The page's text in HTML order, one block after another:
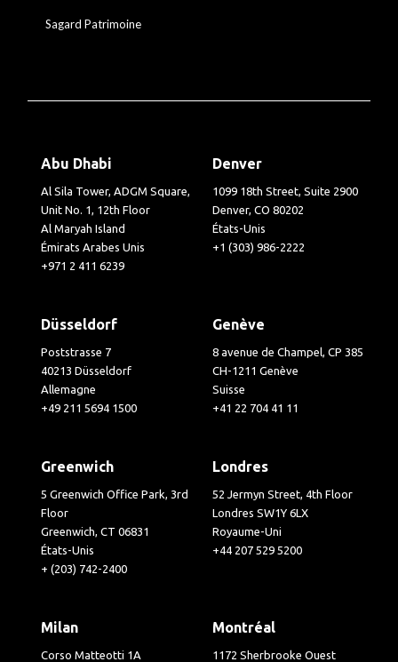
Sagard Patrimoine
Abu Dhabi
Al Sila Tower, ADGM Square,
Unit No. 1, 12th Floor
Al Maryah Island
Émirats Arabes Unis
+971 2 411 6239
Denver
1099 18th Street, Suite 2900
Denver, CO 80202
États-Unis
+1 (303) 986-2222
Düsseldorf
Poststrasse 7
40213 Düsseldorf
Allemagne
+49 211 5694 1500
Genève
8 avenue de Champel, CP 385
CH-1211 Genève
Suisse
+41 22 704 41 11
Greenwich
5 Greenwich Office Park, 3rd
Floor
Greenwich, CT 06831
États-Unis
+ (203) 742-2400
Londres
52 Jermyn Street, 4th Floor
Londres SW1Y 6LX
Royaume-Uni
+44 207 529 5200
Milan
Corso Matteotti 1A
Montréal
1172 Sherbrooke Ouest